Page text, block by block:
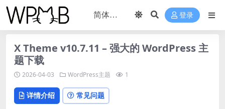
登录
X Theme v10.7.11 – 强大的 WordPress 主
题下载
2026-04-03 WordPress主题 1
详情介绍 常见问题